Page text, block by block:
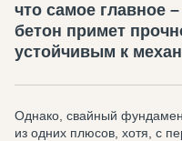
что самое главное
бетон примет
устойчивым к
Однако, свайный
из одних плюсов, хотя, с